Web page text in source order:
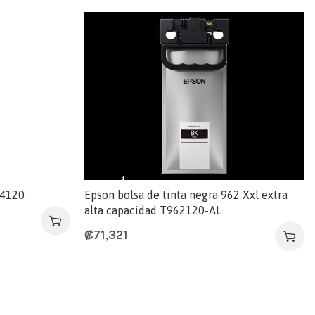
Epson bolsa de tinta negra 962 Xxl extra
alta capacidad T962120-AL
₡71,321